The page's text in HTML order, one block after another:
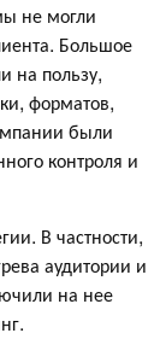
не могли
Большое
на пользу,
форматов,
были
контроля и
В частности,
аудитории и
на нее